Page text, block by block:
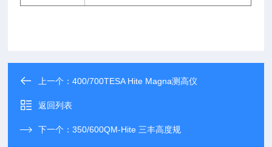
上一个：400/700TESA Hite Magna测高仪
返回列表
下一个：350/600QM-Hite 三丰高度规